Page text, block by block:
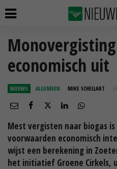
economisch uit
NIEUWS ALGEMEEN MIKE SCHELLART
Mest vergisten naar biogas
voorwaarden economisch
wijst een berekening in
het initiatief Groene Cirkels,